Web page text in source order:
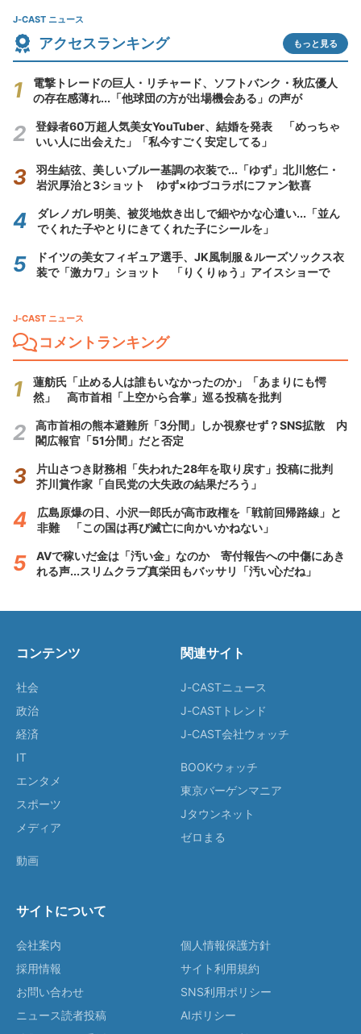
J-CAST ニュース
アクセスランキング もっと見る
電撃トレードの巨人・リチャード、ソフトバンク・秋広優人
の存在感薄れ...「他球団の方が出場機会ある」の声が
登録者60万超人気美女YouTuber、結婚を発表 「めっちゃ
いい人に出会えた」「私今すごく安定してる」
羽生結弦、美しいブルー基調の衣装で...「ゆず」北川悠仁・
岩沢厚治と3ショット ゆず×ゆづコラボにファン歓喜
ダレノガレ明美、被災地炊き出しで細やかな心遣い...「並ん
でくれた子やとりにきてくれた子にシールを」
ドイツの美女フィギュア選手、JK風制服＆ルーズソックス衣
装で「激カワ」ショット 「りくりゅう」アイスショーで
J-CAST ニュース
コメントランキング
蓮舫氏「止める人は誰もいなかったのか」「あまりにも愕
然」 高市首相「上空から合掌」巡る投稿を批判
高市首相の熊本避難所「3分間」しか視察せず？SNS拡散 内
閣広報官「51分間」だと否定
片山さつき財務相「失われた28年を取り戻す」投稿に批判
芥川賞作家「自民党の大失政の結果だろう」
広島原爆の日、小沢一郎氏が高市政権を「戦前回帰路線」と
非難 「この国は再び滅亡に向かいかねない」
AVで稼いだ金は「汚い金」なのか 寄付報告への中傷にあき
れる声...スリムクラブ真栄田もバッサリ「汚い心だね」
コンテンツ
社会
政治
経済
IT
エンタメ
スポーツ
メディア
動画
関連サイト
J-CASTニュース
J-CASTトレンド
J-CAST会社ウォッチ
BOOKウォッチ
東京バーゲンマニア
Jタウンネット
ゼロまる
サイトについて
会社案内
採用情報
お問い合わせ
ニュース読者投稿
個人情報保護方針
サイト利用規約
SNS利用ポリシー
AIポリシー